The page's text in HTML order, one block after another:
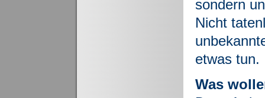
sondern
Nicht
etwas tun.
Was